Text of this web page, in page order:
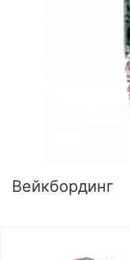
Вейкбординг